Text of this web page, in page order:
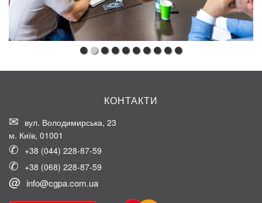
КОНТАКТИ
вул. Володимирська, 23
м. Київ, 01001
+38 (044) 228-87-59
+38 (068) 228-87-59
info@cgpa.com.ua